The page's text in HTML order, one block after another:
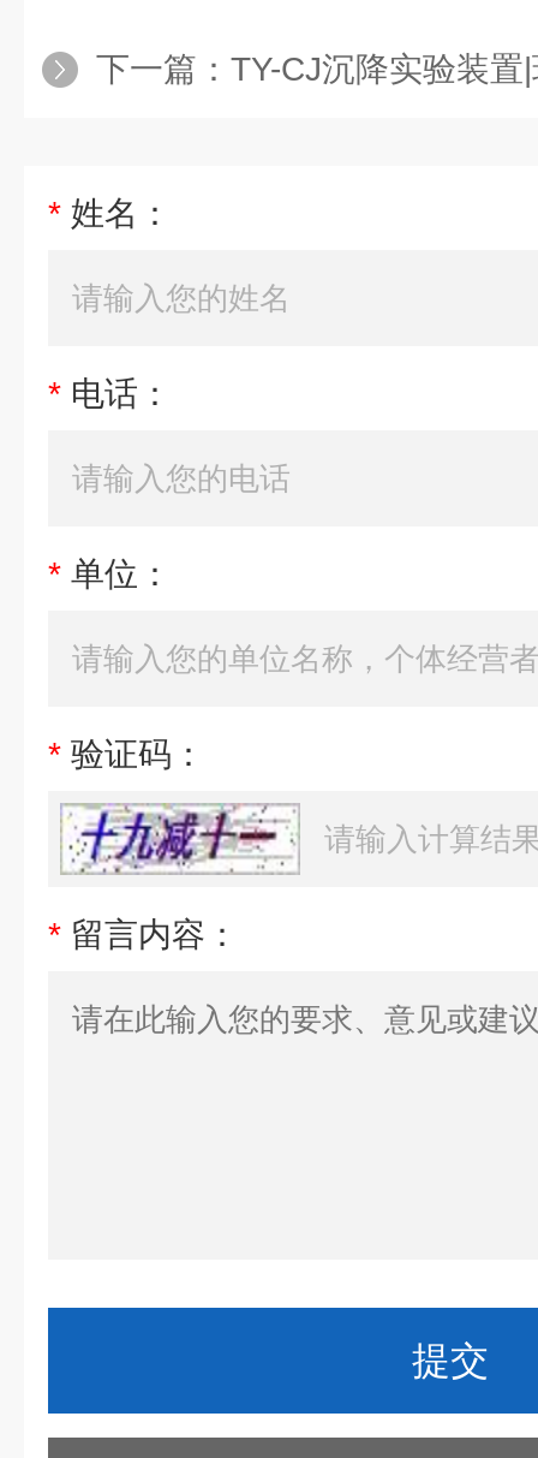
下一篇： TY-CJ沉降实验装
* 姓名：
* 电话：
* 单位：
* 验证码：
* 留言内容：